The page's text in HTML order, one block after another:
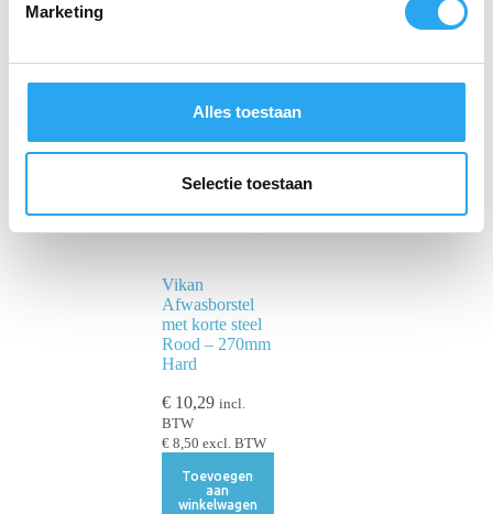
t
Marketing
Alles toestaan
Selectie toestaan
Vikan
Afwasborstel
met korte steel
Rood – 270mm
Hard
€10,29 incl.
BTW
€8,50 excl. BTW
Toevoegen
aan
winkelwagen